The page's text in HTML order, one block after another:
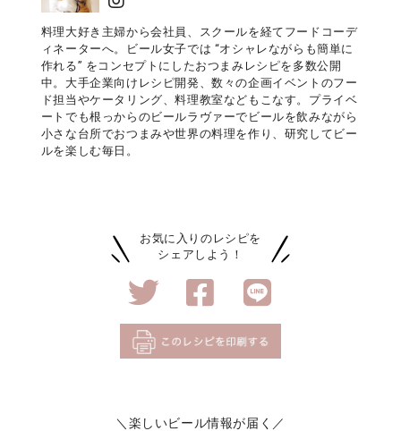
料理大好き主婦から会社員、スクールを経てフードコーデ
ィネーターへ。ビール女子では “オシャレながらも簡単に
作れる” をコンセプトにしたおつまみレシピを多数公開
中。大手企業向けレシピ開発、数々の企画イベントのフー
ド担当やケータリング、料理教室などもこなす。プライベ
ートでも根っからのビールラヴァーでビールを飲みながら
小さな台所でおつまみや世界の料理を作り、研究してビー
ルを楽しむ毎日。
お気に入りのレシピを
シェアしよう！
＼楽しいビール情報が届く／